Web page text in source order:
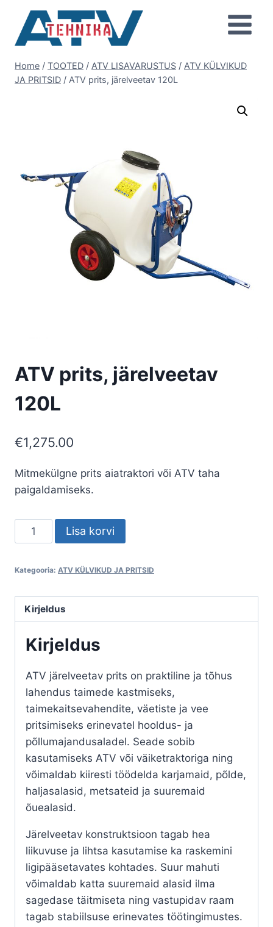
content
Home / TOOTED / ATV LISAVARUSTUS / ATV KÜLVIKUD
JA PRITSID / ATV prits, järelveetav 120L
ATV prits, järelveetav
120L
€1,275.00
Mitmekülgne prits aiatraktori või ATV taha
paigaldamiseks.
ATV
prits,
120L
Lisa korvi
Kategooria: ATV KÜLVIKUD JA PRITSID
Kirjeldus
Kirjeldus
ATV järelveetav prits on praktiline ja tõhus
lahendus taimede kastmiseks,
taimekaitsevahendite, väetiste ja vee
pritsimiseks erinevatel hooldus- ja
põllumajandusaladel. Seade sobib
kasutamiseks ATV või väiketraktoriga ning
võimaldab kiiresti töödelda karjamaid, põlde,
haljasalasid, metsateid ja suuremaid
õuealasid.
Järelveetav konstruktsioon tagab hea
liikuvuse ja lihtsa kasutamise ka raskemini
ligipääsetavates kohtades. Suur mahuti
võimaldab katta suuremaid alasid ilma
sagedase täitmiseta ning vastupidav raam
tagab stabiilsuse erinevates töötingimustes.